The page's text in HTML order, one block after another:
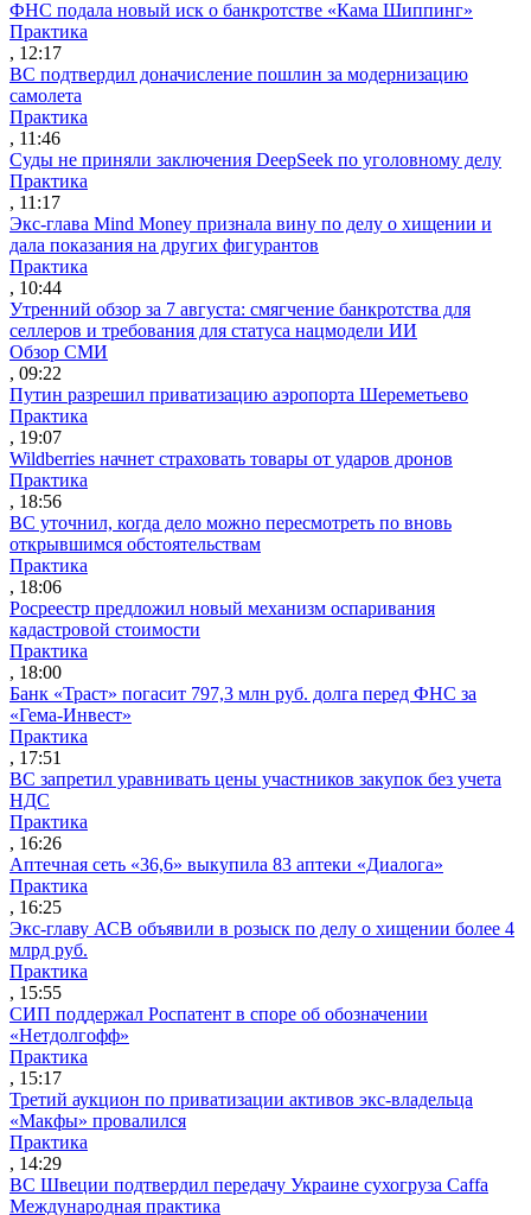
ФНС подала новый иск о банкротстве «Кама Шиппинг»
Практика
, 12:17
ВС подтвердил доначисление пошлин за модернизацию
самолета
Практика
, 11:46
Суды не приняли заключения DeepSeek по уголовному делу
Практика
, 11:17
Экс-глава Mind Money признала вину по делу о хищении и
дала показания на других фигурантов
Практика
, 10:44
Утренний обзор за 7 августа: смягчение банкротства для
селлеров и требования для статуса нацмодели ИИ
Обзор СМИ
, 09:22
Путин разрешил приватизацию аэропорта Шереметьево
Практика
, 19:07
Wildberries начнет страховать товары от ударов дронов
Практика
, 18:56
ВС уточнил, когда дело можно пересмотреть по вновь
открывшимся обстоятельствам
Практика
, 18:06
Росреестр предложил новый механизм оспаривания
кадастровой стоимости
Практика
, 18:00
Банк «Траст» погасит 797,3 млн руб. долга перед ФНС за
«Гема-Инвест»
Практика
, 17:51
ВС запретил уравнивать цены участников закупок без учета
НДС
Практика
, 16:26
Аптечная сеть «36,6» выкупила 83 аптеки «Диалога»
Практика
, 16:25
Экс-главу АСВ объявили в розыск по делу о хищении более 4
млрд руб.
Практика
, 15:55
СИП поддержал Роспатент в споре об обозначении
«Нетдолгофф»
Практика
, 15:17
Третий аукцион по приватизации активов экс-владельца
«Макфы» провалился
Практика
, 14:29
ВС Швеции подтвердил передачу Украине сухогруза Caffa
Международная практика